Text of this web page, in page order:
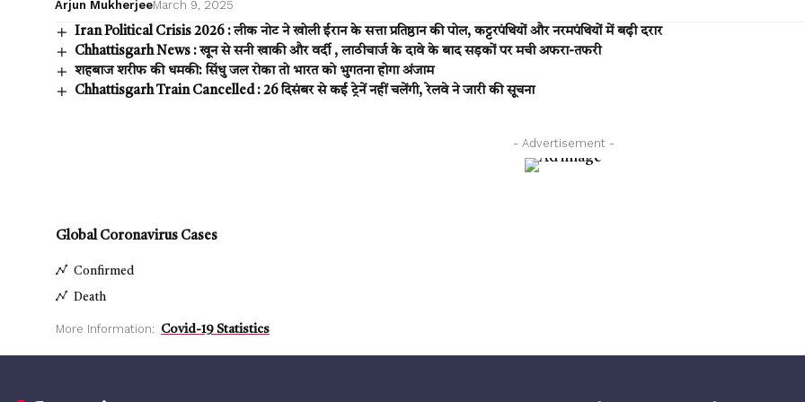
Arjun MukherjeeMarch 9, 2025
Iran Political Crisis 2026 : लीक नोट ने खोली ईरान के सत्ता प्रतिष्ठान की पोल, कट्टरपंथियों और नरमपंथियों में बढ़ी दरार
Chhattisgarh News : खून से सनी खाकी और वर्दी , लाठीचार्ज के दावे के बाद सड़कों पर मची अफरा-तफरी
शहबाज शरीफ की धमकी: सिंधु जल रोका तो भारत को भुगतना होगा अंजाम
Chhattisgarh Train Cancelled : 26 दिसंबर से कई ट्रेनें नहीं चलेंगी, रेलवे ने जारी की सूचना
- Advertisement -
Global Coronavirus Cases
Confirmed
Death
More Information: Covid-19 Statistics